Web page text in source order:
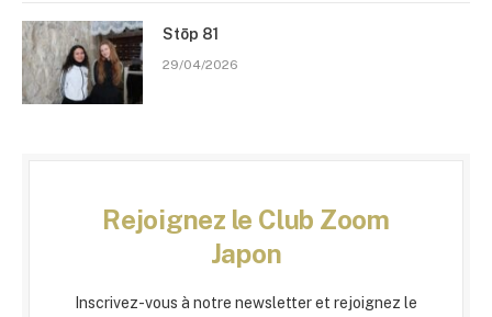
Stōp 81
29/04/2026
Rejoignez le Club Zoom
Japon
Inscrivez-vous à notre newsletter et rejoignez le